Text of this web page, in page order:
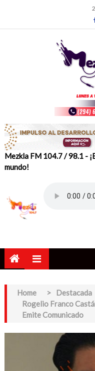
content
Mezkla FM 104.7 / 98.1 -
mundo!
Home > Destacada
Rogelio Franco
Emite Comunicado